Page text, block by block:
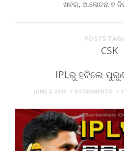
ଖବର, ଆଲୋଚନା ୭
POSTS
CSK
IPLରୁ ହଟିଲେ
JUNE 2, 2025 0 COMMENTS